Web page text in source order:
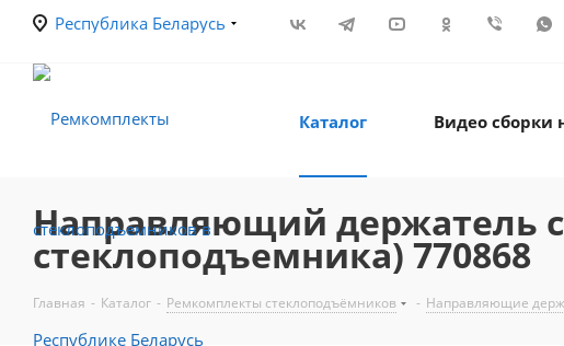
Республика Беларусь
Каталог Видео сборки
Направляющий держатель
стеклоподъемника) 770868
Главная - Каталог - Ремкомплекты стеклоподъёмников - Направляющие